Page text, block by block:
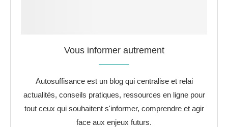
Vous informer autrement
Autosuffisance est un blog qui centralise et relai
actualités, conseils pratiques, ressources en ligne pour
tout ceux qui souhaitent s'informer, comprendre et agir
face aux enjeux futurs.